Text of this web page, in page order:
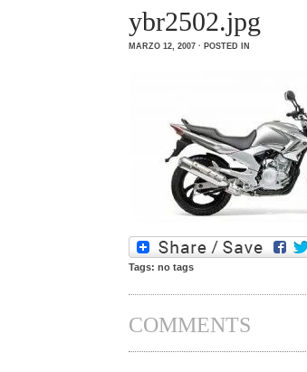
ybr2502.jpg
MARZO 12, 2007 · POSTED IN
Tags: no tags
COMMENTS